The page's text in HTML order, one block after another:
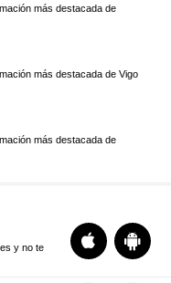
más destacada de
más destacada de Vigo
más destacada de
y no te